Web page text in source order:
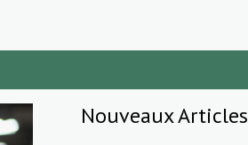
Nouveaux Articles